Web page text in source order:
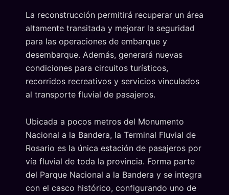
La reconstrucción permitirá recuperar un área
altamente transitada y mejorar la seguridad
para las operaciones de embarque y
desembarque. Además, generará nuevas
condiciones para circuitos turísticos,
recorridos recreativos y servicios vinculados
al transporte fluvial de pasajeros.
Ubicada a pocos metros del Monumento
Nacional a la Bandera, la Terminal Fluvial de
Rosario es la única estación de pasajeros por
vía fluvial de toda la provincia. Forma parte
del Parque Nacional a la Bandera y se integra
con el casco histórico, configurando uno de